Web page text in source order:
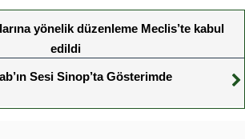
yönelik düzenleme Meclis’te kabul
edildi
Sesi Sinop’ta Gösterimde